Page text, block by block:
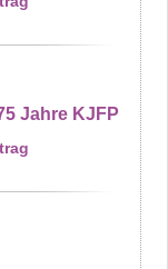
Jahre KJFP